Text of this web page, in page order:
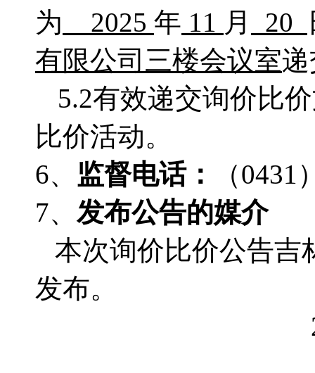
为
2025 年 11 月 20
有限公司三楼会议室
5.2有效递交询价比
比价活动。
6、 监督电话： （0431
7、 发布公告的媒介
本次询价比价公告吉
发布。